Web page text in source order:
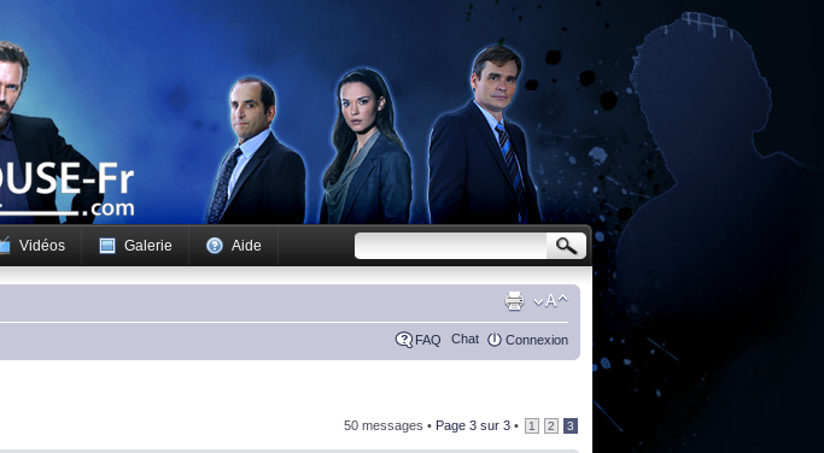
Vidéos Galerie Aide
FAQ Chat Connexion
50 messages • Page 3 sur 3 • 1 2 3